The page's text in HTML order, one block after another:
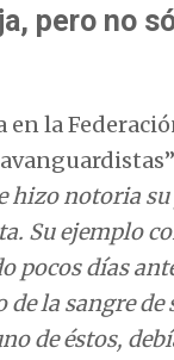
pero no
la
hizo notoria
Su ejemplo
pocos días
la sangre
de éstos,